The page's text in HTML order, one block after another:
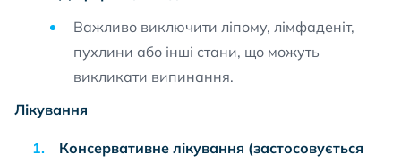
Важливо виключити ліпому, лімфаденіт,
пухлини або інші стани, що можуть
викликати випинання.
Лікування
Консервативне лікування (застосовується